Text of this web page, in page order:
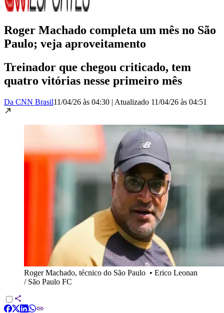
Roger Machado completa um mês no São
Paulo; veja aproveitamento
Treinador que chegou criticado, tem
quatro vitórias nesse primeiro mês
Da CNN Brasil11/04/26 às 04:30 | Atualizado 11/04/26 às 04:51
Roger Machado, técnico do São Paulo • Erico Leonan
/ São Paulo FC